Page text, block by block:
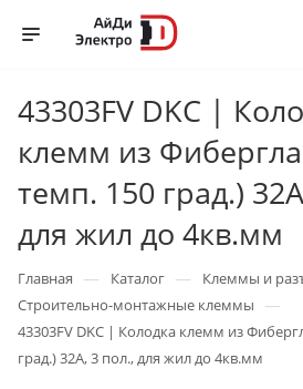
43303FV DKC |
клемм из
темп. 150 град.)
для жил до 4кв.мм
Главная — Каталог — Клеммы и
Строительно-монтажные клеммы —
43303FV DKC | Колодка клемм из
град.) 32А, 3 пол., для жил до 4кв.мм